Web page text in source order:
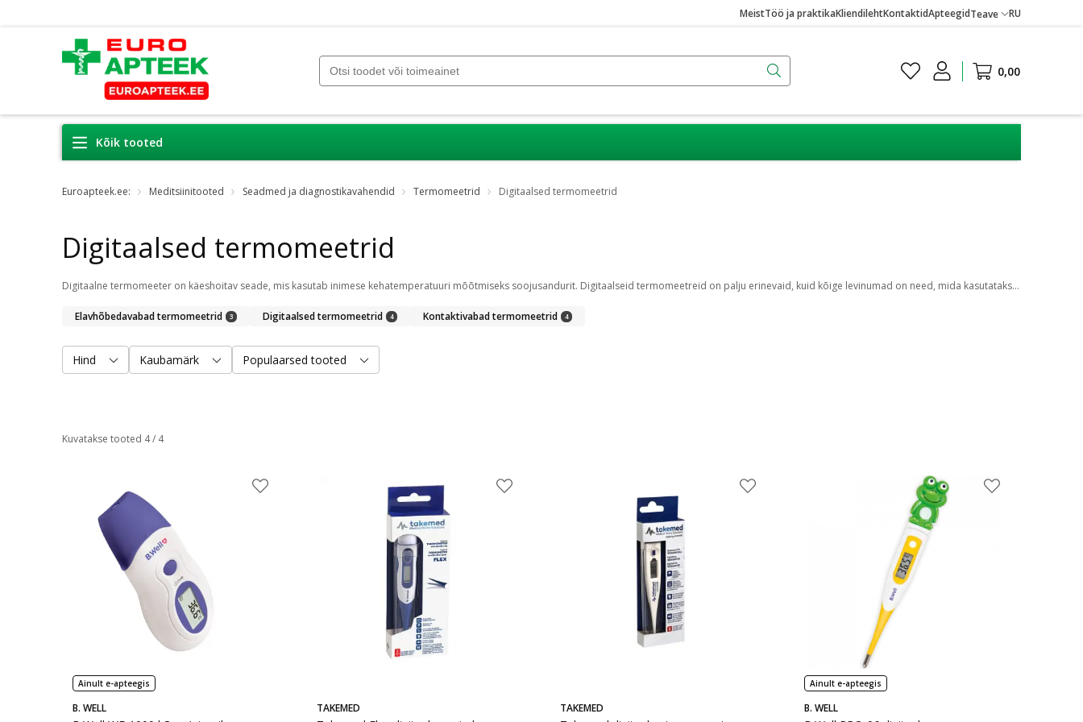
MeistTöö ja praktikaKliendilehtKontaktidApteegidTeave RU
0,00
Kõik tooted
Euroapteek.ee: Meditsiinitooted Seadmed ja diagnostikavahendid Termomeetrid Digitaalsed termomeetrid
Digitaalsed termomeetrid
Digitaalne termomeeter on käeshoitav seade, mis kasutab inimese kehatemperatuuri mõõtmiseks soojusandurit. Digitaalseid termomeetreid on palju erinevaid, kuid kõige levinumad on need, mida kasutatakse suu, pärasoole või kaenlaaluse temperatuuri mõõtmiseks.
Elavhõbedavabad termomeetrid 3 Digitaalsed termomeetrid 4 Kontaktivabad termomeetrid 4
Hind Kaubamärk Populaarsed tooted
Kuvatakse tooted 4 / 4
Ainult e-apteegis
B. WELL TAKEMED TAKEMED
Ainult e-apteegis
B. WELL